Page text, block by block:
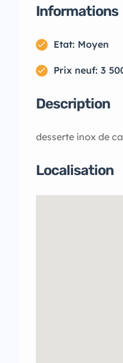
Informations
Etat: Moyen
Prix neuf: 3
Description
desserte inox de
Localisation